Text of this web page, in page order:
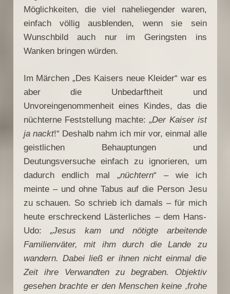
Möglichkeiten, die viel naheliegender waren,
einfach völlig ausblenden, wenn sie sein
Wunschbild auch nur im Geringsten ins
Wanken bringen würden.
Im Märchen „Des Kaisers neue Kleider“ war es
aber die Unbedarftheit und
Unvoreingenommenheit eines Kindes, das die
nüchterne Feststellung machte: „Der Kaiser ist
ja nackt!“ Deshalb nahm ich mir vor, einmal alle
geistlichen Behauptungen und
Deutungsversuche einfach zu ignorieren, um
dadurch endlich mal „nüchtern“ – wie ich
meinte – und ohne Tabus auf die Person Jesu
zu schauen. So schrieb ich damals – für mich
heute erschreckend Lästerliches – dem Hans-
Udo: „Jesus kam und nötigte arbeitende
Familienväter, mit ihm durch die Lande zu
wandern. Dabei ließ er ihnen nicht einmal die
Zeit ihre Verwandten zu begraben. Objektiv
gesehen brachte er den Menschen keine ‚frohe